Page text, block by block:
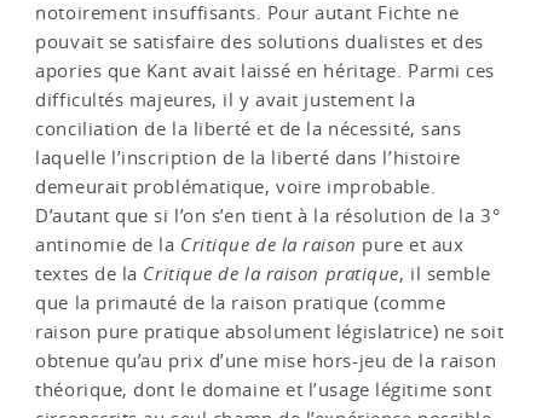
notoirement insuffisants. Pour autant Fichte ne
pouvait se satisfaire des solutions dualistes et des
apories que Kant avait laissé en héritage. Parmi ces
difficultés majeures, il y avait justement la
conciliation de la liberté et de la nécessité, sans
laquelle l’inscription de la liberté dans l’histoire
demeurait problématique, voire improbable.
D’autant que si l’on s’en tient à la résolution de la 3°
antinomie de la Critique de la raison pure et aux
textes de la Critique de la raison pratique, il semble
que la primauté de la raison pratique (comme
raison pure pratique absolument législatrice) ne soit
obtenue qu’au prix d’une mise hors-jeu de la raison
théorique, dont le domaine et l’usage légitime sont